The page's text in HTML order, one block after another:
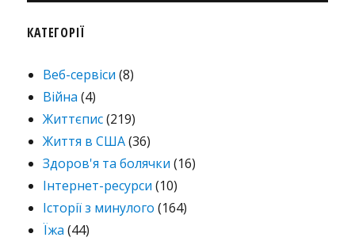
КАТЕГОРІЇ
Веб-сервіси (8)
Війна (4)
Життєпис(219)
Життя в США(36)
Здоров'я та болячки (16)
Інтернет-ресурси (10)
Історії з минулого (164)
Їжа (44)